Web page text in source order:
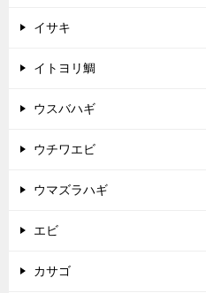
イサキ
イトヨリ鯛
ウスバハギ
ウチワエビ
ウマズラハギ
エビ
カサゴ